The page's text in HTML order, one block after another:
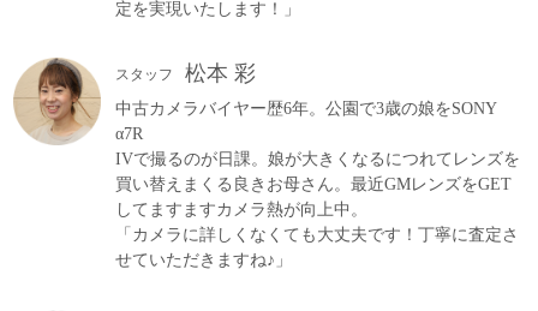
定を実現いたします！」
スタッフ 松本 彩
中古カメラバイヤー歴6年。公園で3歳の娘をSONY
α7R
IVで撮るのが日課。娘が大きくなるにつれてレンズを
買い替えまくる良きお母さん。最近GMレンズをGET
してますますカメラ熱が向上中。
「カメラに詳しくなくても大丈夫です！丁寧に査定さ
せていただきますね♪」